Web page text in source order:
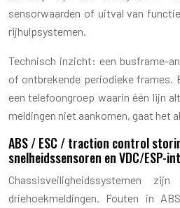
sensorwaarden of uitval van
rijhulpsystemen.
Technisch inzicht: een busframe-
of ontbrekende periodieke frames.
een telefoongroep waarin één lijn
meldingen niet aankomen, gaat het
ABS / ESC / traction control
snelheidssensoren en VDC/ESP-
Chassisveiligheidssystemen
driehoekmeldingen. Fouten in